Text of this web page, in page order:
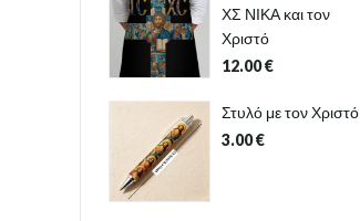
ΧΣ ΝΙΚΑ και τον
Χριστό
12.00€
Στυλό με τον Χριστό
3.00€